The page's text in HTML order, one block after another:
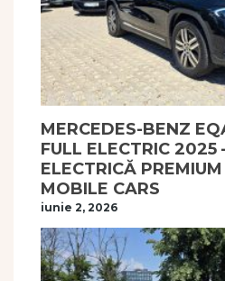
MERCEDES-BENZ
FULL ELECTRIC 2025
ELECTRICĂ
MOBILE CARS
iunie 2, 2026